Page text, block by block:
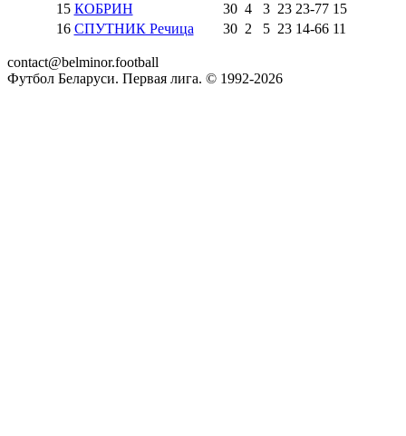
15 КОБРИН 30 4 3 23 23-77 15
16 СПУТНИК Речица 30 2 5 23 14-66 11
contact@belminor.football
Футбол Беларуси. Первая лига. © 1992-2026